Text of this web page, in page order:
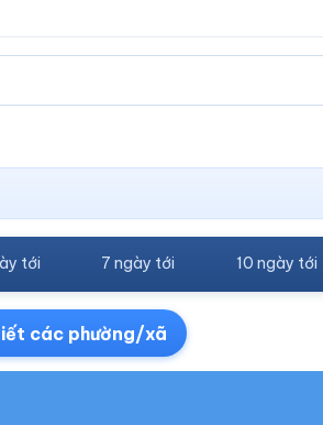
tới 7 ngày tới 10 ngày tới
các phường/xã